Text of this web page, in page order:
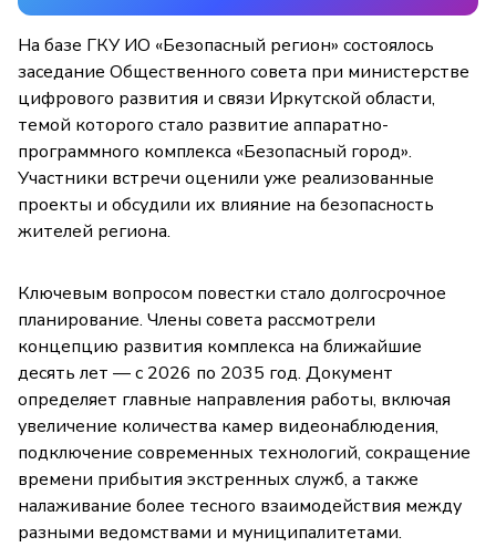
На базе ГКУ ИО «Безопасный регион» состоялось
заседание Общественного совета при министерстве
цифрового развития и связи Иркутской области,
темой которого стало развитие аппаратно-
программного комплекса «Безопасный город».
Участники встречи оценили уже реализованные
проекты и обсудили их влияние на безопасность
жителей региона.
Ключевым вопросом повестки стало долгосрочное
планирование. Члены совета рассмотрели
концепцию развития комплекса на ближайшие
десять лет — с 2026 по 2035 год. Документ
определяет главные направления работы, включая
увеличение количества камер видеонаблюдения,
подключение современных технологий, сокращение
времени прибытия экстренных служб, а также
налаживание более тесного взаимодействия между
разными ведомствами и муниципалитетами.